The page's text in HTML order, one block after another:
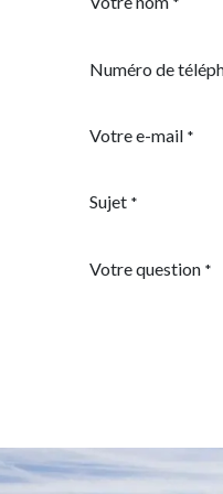
Numéro de
Votre e-mail *
Sujet *
Votre question *